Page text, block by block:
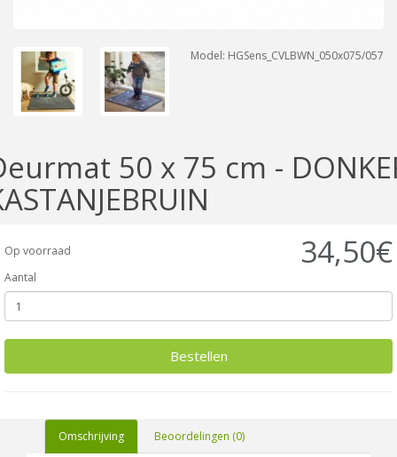
Model: HGSens_CVLBWN_050x075/057
50 x 75 cm -
Op voorraad 34,50€
Aantal
Bestellen
Omschrijving Beoordelingen (0)